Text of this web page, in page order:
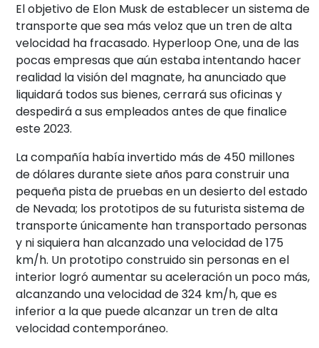
El objetivo de Elon Musk de establecer un sistema de
transporte que sea más veloz que un tren de alta
velocidad ha fracasado. Hyperloop One, una de las
pocas empresas que aún estaba intentando hacer
realidad la visión del magnate, ha anunciado que
liquidará todos sus bienes, cerrará sus oficinas y
despedirá a sus empleados antes de que finalice
este 2023.
La compañía había invertido más de 450 millones
de dólares durante siete años para construir una
pequeña pista de pruebas en un desierto del estado
de Nevada; los prototipos de su futurista sistema de
transporte únicamente han transportado personas
y ni siquiera han alcanzado una velocidad de 175
km/h. Un prototipo construido sin personas en el
interior logró aumentar su aceleración un poco más,
alcanzando una velocidad de 324 km/h, que es
inferior a la que puede alcanzar un tren de alta
velocidad contemporáneo.